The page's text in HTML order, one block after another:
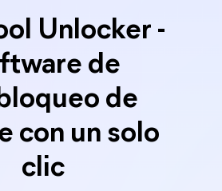
Unlocker -
de
de
con un solo
clic